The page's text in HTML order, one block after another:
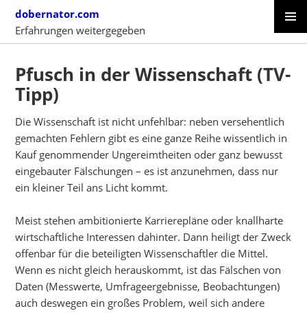
content
dobernator.com
Erfahrungen weitergegeben
CONTENT
Pfusch in der Wissenschaft (TV-
Tipp)
Die Wissenschaft ist nicht unfehlbar: neben versehentlich
gemachten Fehlern gibt es eine ganze Reihe wissentlich in
Kauf genommender Ungereimtheiten oder ganz bewusst
eingebauter Fälschungen – es ist anzunehmen, dass nur
ein kleiner Teil ans Licht kommt.
Meist stehen ambitionierte Karrierepläne oder knallharte
wirtschaftliche Interessen dahinter. Dann heiligt der Zweck
offenbar für die beteiligten Wissenschaftler die Mittel.
Wenn es nicht gleich herauskommt, ist das Fälschen von
Daten (Messwerte, Umfrageergebnisse, Beobachtungen)
auch deswegen ein großes Problem, weil sich andere